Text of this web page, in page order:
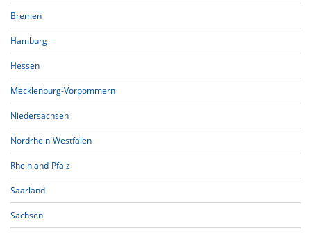
Bremen
Hamburg
Hessen
Mecklenburg-Vorpommern
Niedersachsen
Nordrhein-Westfalen
Rheinland-Pfalz
Saarland
Sachsen